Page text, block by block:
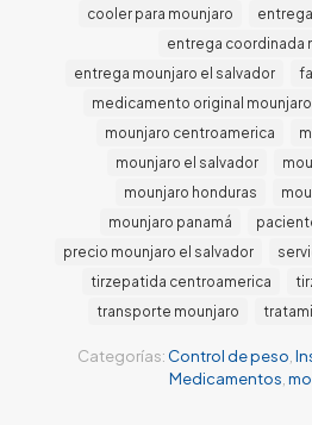
Categorías: Control de peso
Medicamentos
cooler para mounjaro
entrega coordinada
entrega mounjaro el salvador
medicamento original mounjaro
mounjaro centroamerica
mounjaro el salvador
mounjaro honduras
mounjaro panamá
precio mounjaro el salvador
tirzepatida centroamerica
transporte mounjaro